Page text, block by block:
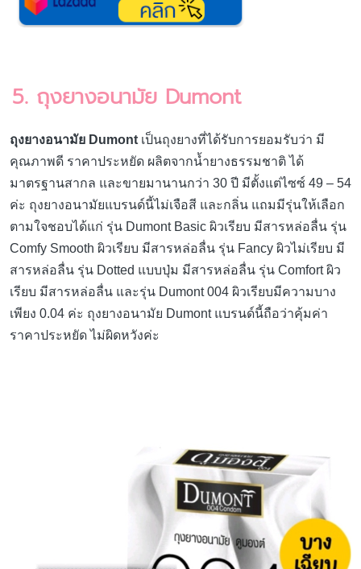
5. ถุงยางอนามัย Dumont
ถุงยางอนามัย Dumont เป็นถุงยางที่ได้รับการยอมรับว่า มี
คุณภาพดี ราคาประหยัด ผลิตจากน้ำยางธรรมชาติ ได้
มาตรฐานสากล และขายมานานกว่า 30 ปี มีตั้งแต่ไซซ์ 49 – 54
ค่ะ ถุงยางอนามัยแบรนด์นี้ไม่เจือสี และกลิ่น แถมมีรุ่นให้เลือก
ตามใจชอบได้แก่ รุ่น Dumont Basic ผิวเรียบ มีสารหล่อลื่น รุ่น
Comfy Smooth ผิวเรียบ มีสารหล่อลื่น รุ่น Fancy ผิวไม่เรียบ มี
สารหล่อลื่น รุ่น Dotted แบบปุ่ม มีสารหล่อลื่น รุ่น Comfort ผิว
เรียบ มีสารหล่อลื่น และรุ่น Dumont 004 ผิวเรียบมีความบาง
เพียง 0.04 ค่ะ ถุงยางอนามัย Dumont แบรนด์นี้ถือว่าคุ้มค่า
ราคาประหยัด ไม่ผิดหวังค่ะ